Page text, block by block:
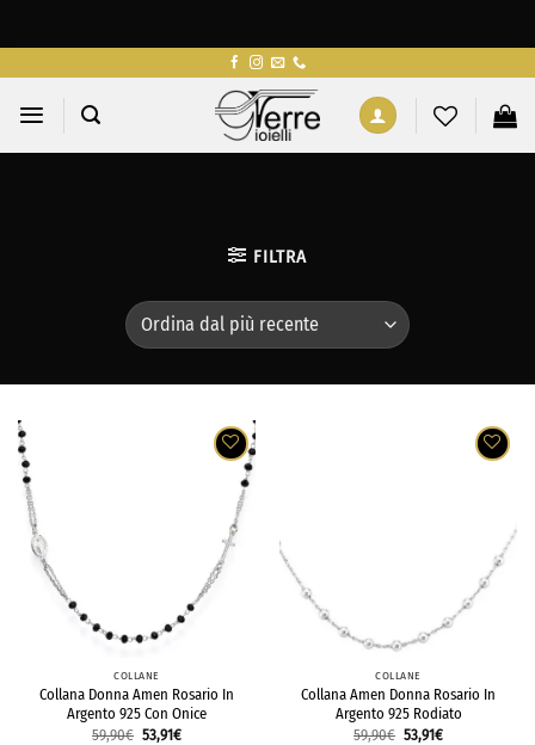
contenuti
FILTRA
COLLANE
Collana Donna Amen Rosario In
Argento 925 Con Onice
59,90€ 53,91€
COLLANE
Collana Amen Donna Rosario In
Argento 925 Rodiato
59,90€ 53,91€